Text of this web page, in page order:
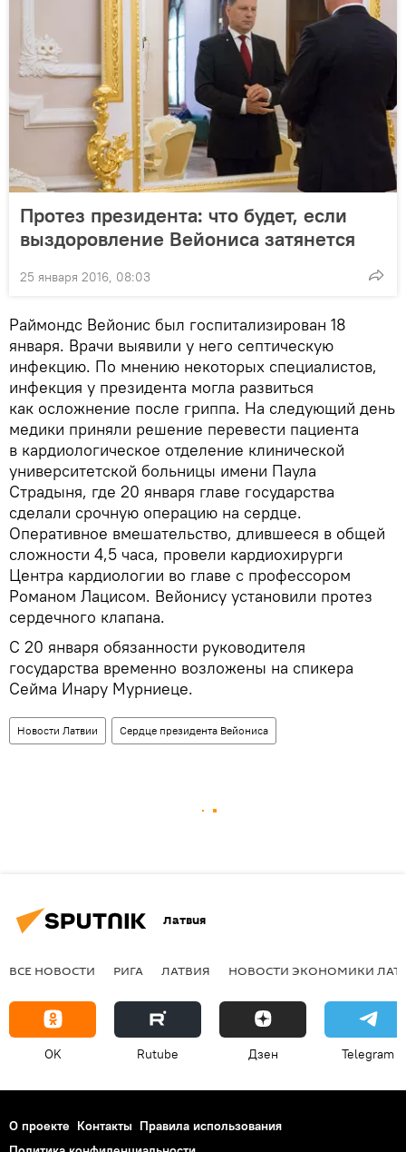
Протез президента: что будет, если
выздоровление Вейониса затянется
25 января 2016, 08:03
Раймондс Вейонис был госпитализирован 18
января. Врачи выявили у него септическую
инфекцию. По мнению некоторых специалистов,
инфекция у президента могла развиться
как осложнение после гриппа. На следующий день
медики приняли решение перевести пациента
в кардиологическое отделение клинической
университетской больницы имени Паула
Страдыня, где 20 января главе государства
сделали срочную операцию на сердце.
Оперативное вмешательство, длившееся в общей
сложности 4,5 часа, провели кардиохирурги
Центра кардиологии во главе с профессором
Романом Лацисом. Вейонису установили протез
сердечного клапана.
С 20 января обязанности руководителя
государства временно возложены на спикера
Сейма Инару Мурниеце.
Новости Латвии Сердце президента Вейониса
Латвия
ВСЕ НОВОСТИ РИГА ЛАТВИЯ НОВОСТИ ЭКОНОМИКИ
OK Rutube Дзен Telegram
О проекте Контакты Правила использования